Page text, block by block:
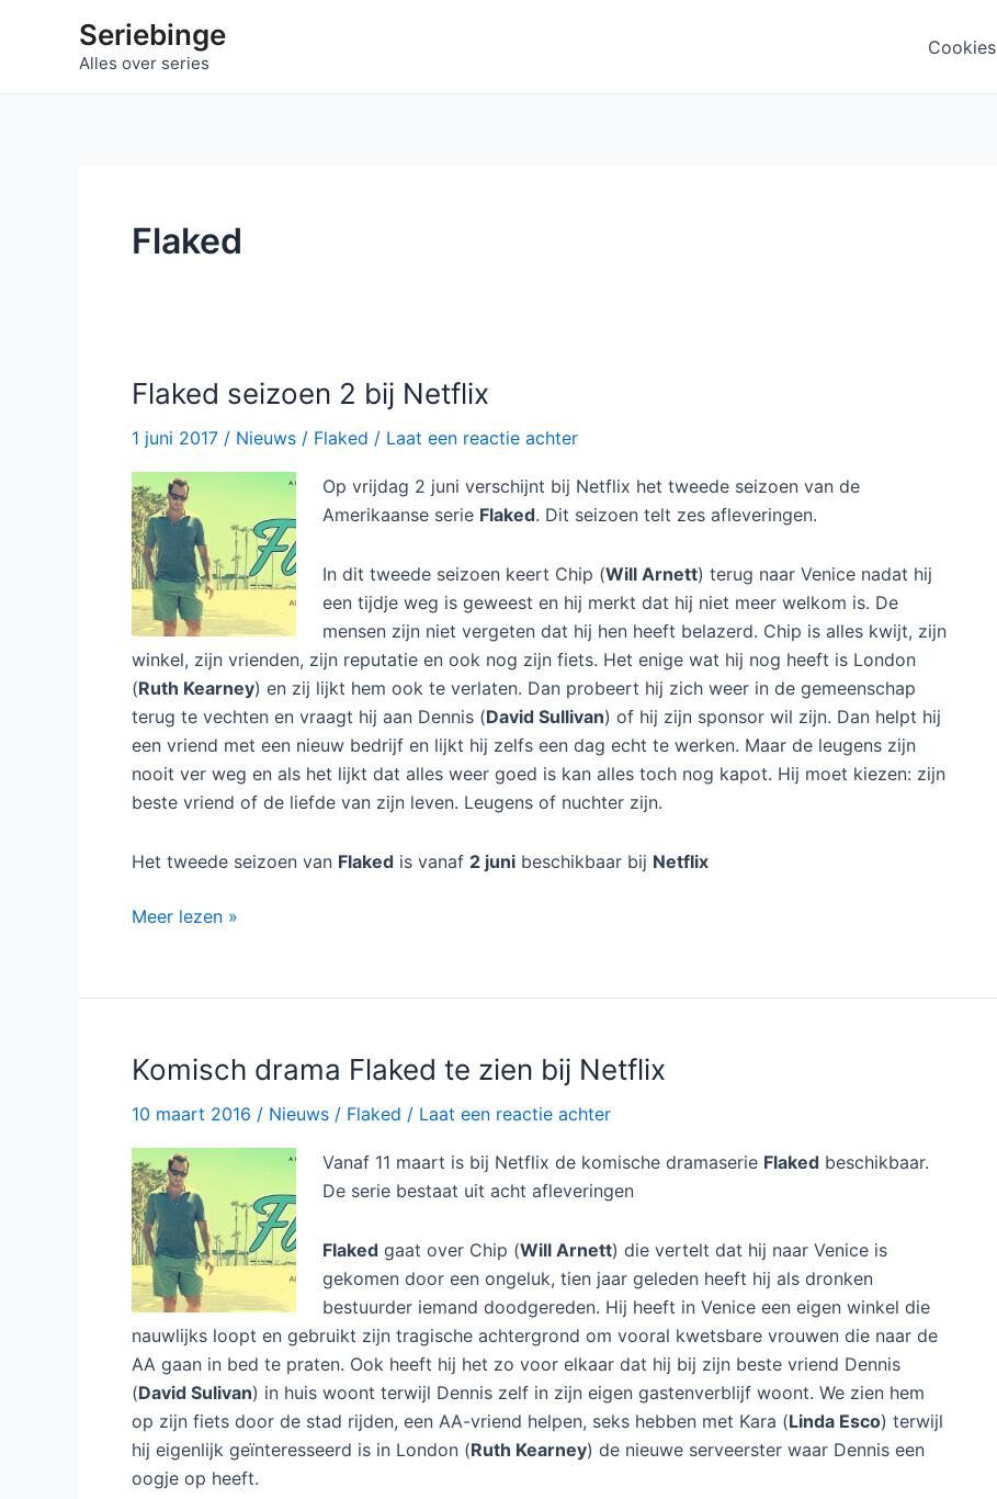
Seriebinge
Alles over series
Cookies
Flaked
Flaked seizoen 2 bij Netflix
1 juni 2017 / Nieuws / Flaked / Laat een reactie achter
Op vrijdag 2 juni verschijnt bij Netflix het tweede seizoen van de
Amerikaanse serie Flaked. Dit seizoen telt zes afleveringen.
In dit tweede seizoen keert Chip (Will Arnett) terug naar Venice nadat hij
een tijdje weg is geweest en hij merkt dat hij niet meer welkom is. De
mensen zijn niet vergeten dat hij hen heeft belazerd. Chip is alles kwijt, zijn
winkel, zijn vrienden, zijn reputatie en ook nog zijn fiets. Het enige wat hij nog heeft is London
(Ruth Kearney) en zij lijkt hem ook te verlaten. Dan probeert hij zich weer in de gemeenschap
terug te vechten en vraagt hij aan Dennis (David Sullivan) of hij zijn sponsor wil zijn. Dan helpt hij
een vriend met een nieuw bedrijf en lijkt hij zelfs een dag echt te werken. Maar de leugens zijn
nooit ver weg en als het lijkt dat alles weer goed is kan alles toch nog kapot. Hij moet kiezen: zijn
beste vriend of de liefde van zijn leven. Leugens of nuchter zijn.
Het tweede seizoen van Flaked is vanaf 2 juni beschikbaar bij Netflix
Flaked
bij
Meer lezen »
Komisch drama Flaked te zien bij Netflix
10 maart 2016 / Nieuws / Flaked / Laat een reactie achter
Vanaf 11 maart is bij Netflix de komische dramaserie Flaked beschikbaar.
De serie bestaat uit acht afleveringen
Flaked gaat over Chip (Will Arnett) die vertelt dat hij naar Venice is
gekomen door een ongeluk, tien jaar geleden heeft hij als dronken
bestuurder iemand doodgereden. Hij heeft in Venice een eigen winkel die
nauwlijks loopt en gebruikt zijn tragische achtergrond om vooral kwetsbare vrouwen die naar de
AA gaan in bed te praten. Ook heeft hij het zo voor elkaar dat hij bij zijn beste vriend Dennis
(David Sulivan) in huis woont terwijl Dennis zelf in zijn eigen gastenverblijf woont. We zien hem
op zijn fiets door de stad rijden, een AA-vriend helpen, seks hebben met Kara (Linda Esco) terwijl
hij eigenlijk geïnteresseerd is in London (Ruth Kearney) de nieuwe serveerster waar Dennis een
oogje op heeft.